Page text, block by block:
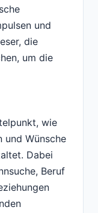
und
die
um die
wie
und Wünsche
Dabei
Beruf